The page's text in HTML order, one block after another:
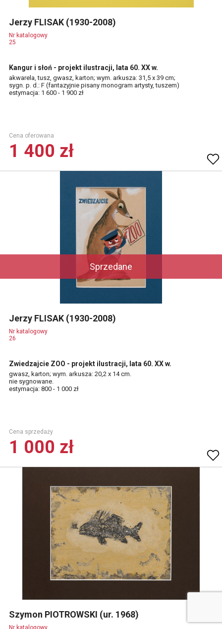
Jerzy FLISAK (1930-2008)
Nr katalogowy
25
Kangur i słoń - projekt ilustracji, lata 60. XX w.
akwarela, tusz, gwasz, karton; wym. arkusza: 31,5 x 39 cm;
sygn. p. d.: F (fantazyjnie pisany monogram artysty, tuszem)
estymacja: 1 600 - 1 900 zł
Cena oferowana
1 400 zł
Sprzedane
Jerzy FLISAK (1930-2008)
Nr katalogowy
26
Zwiedzajcie ZOO - projekt ilustracji, lata 60. XX w.
gwasz, karton; wym. arkusza: 20,2 x 14 cm.
nie sygnowane.
estymacja: 800 - 1 000 zł
Cena sprzedaży
1 000 zł
Szymon PIOTROWSKI (ur. 1968)
Nr katalogowy